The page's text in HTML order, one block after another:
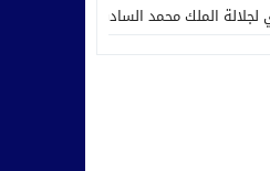
لجلالة الملك محمد السادس بمناسبة عيد